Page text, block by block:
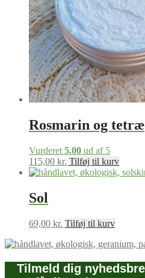
Rosmarin og tetræ
Vurderet 5.00 ud af 5
115,00 kr. Tilføj til kurv
Sol
69,00 kr. Tilføj til kurv
Tilmeld dig